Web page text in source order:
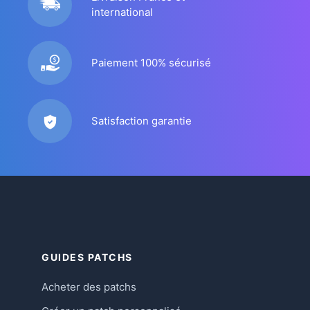
international
Paiement 100% sécurisé
Satisfaction garantie
GUIDES PATCHS
Acheter des patchs